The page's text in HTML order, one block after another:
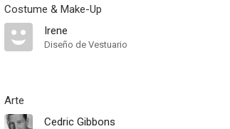
Costume & Make-Up
Irene
Diseño de Vestuario
Arte
Cedric Gibbons